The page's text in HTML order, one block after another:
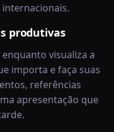
produtivas
visualiza a
importa e faça suas
referências
apresentação que